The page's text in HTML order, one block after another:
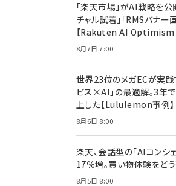
「楽天市場」がAI戦略を公
チャル試着」「RMSバナー
【Rakuten AI Optimism
8月7日 7:00
世界23位のメガECが実践
ビス×AI」の最適解。3年
上した【Lululemon事例】
8月6日 8:00
楽天、会話型の「AIコンシ
17％増。買い物体験をど
8月5日 8:00